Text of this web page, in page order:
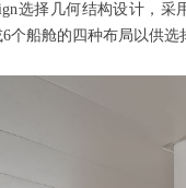
选择几何结构设计，
6个船舱的四种布局以供